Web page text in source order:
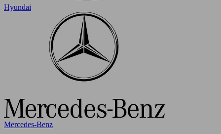
Hyundai
Mercedes-Benz